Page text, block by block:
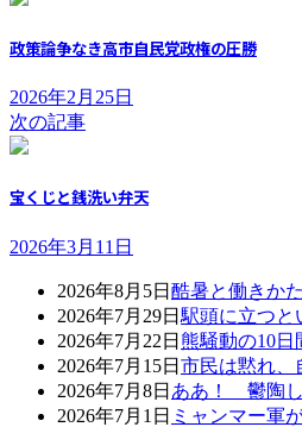
政策論争なき高市自民党政権の圧勝
2026年2月25日
次の記事
宝くじと銭洗い弁天
2026年3月11日
2026年8月5日 酷暑と働きかた
2026年7月29日 駅頭に立つと
2026年7月22日 熊騒動の10日
2026年7月15日 市民は黙れ、
2026年7月8日 ああ！ 鬱陶し
2026年7月1日 ミャンマー軍